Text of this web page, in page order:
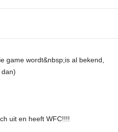
game wordt&nbsp;is al bekend,
uit en heeft WFC!!!!